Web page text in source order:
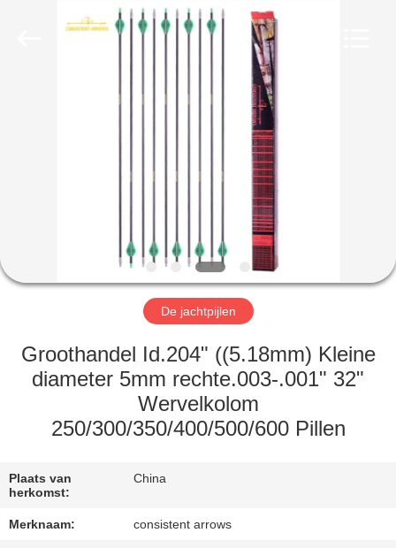
FABRIEKSREIS
KWALITEITSCONTROLE
CONTACTEER
ONS
VERZOEK
OM
De jachtpijlen
Groothandel Id.204" ((5.18mm) Kleine
diameter 5mm rechte.003-.001" 32"
Wervelkolom
250/300/350/400/500/600 Pillen
Plaats van
herkomst:
China
Merknaam: consistent arrows